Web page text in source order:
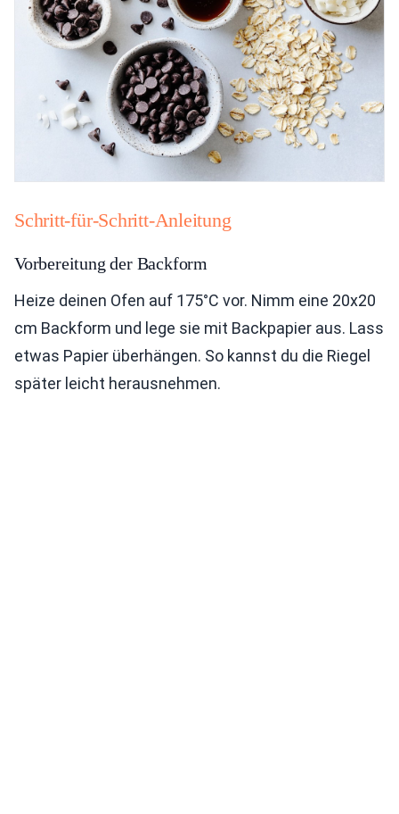
Schritt-für-Schritt-Anleitung
Vorbereitung der Backform
Heize deinen Ofen auf 175°C vor. Nimm eine 20x20
cm Backform und lege sie mit Backpapier aus. Lass
etwas Papier überhängen. So kannst du die Riegel
später leicht herausnehmen.